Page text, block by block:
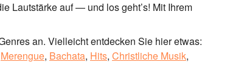
Lautstärke auf — und los geht’s! Mit Ihrem
an. Vielleicht entdecken Sie hier etwas:
Merengue, Bachata, Hits, Christliche Musik,